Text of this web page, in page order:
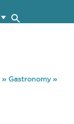
» Gastronomy»